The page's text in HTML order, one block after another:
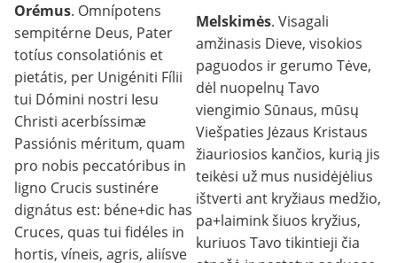
Orémus. Omnípotens
sempitérne Deus, Pater
totíus consolatiónis et
pietátis, per Unigéniti Fílii
tui Dómini nostri Iesu
Christi acerbíssimæ
Passiónis méritum, quam
pro nobis peccatóribus in
ligno Crucis sustinére
dignátus est: béne+dic has
Cruces, quas tui fidéles in
hortis, víneis, agris, aliísve
Melskimės. Visagali
amžinasis Dieve, visokios
paguodos ir gerumo Tėve,
dėl nuopelnų Tavo
viengimio Sūnaus, mūsų
Viešpaties Jėzaus Kristaus
žiauriosios kančios, kurią jis
teikėsi už mus nusidėjėlius
ištverti ant kryžiaus medžio,
pa+laimink šiuos kryžius,
kuriuos Tavo tikintieji čia